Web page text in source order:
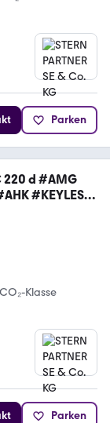
Parken
220 d #AMG
#KEYLESS
CO₂-Klasse
Parken